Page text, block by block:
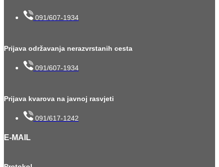
091/607-1934
Prijava održavanja nerazvrstanih cesta
091/607-1934
Prijava kvarova na javnoj rasvjeti
091/617-1242
E-MAIL